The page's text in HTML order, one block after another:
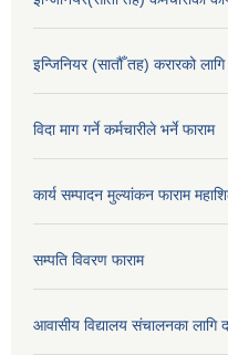
इन्जिनियर (सातौँ तह) करारको
विदा माग गर्ने कर्मचारीले भर्ने फाराम
कार्य सम्पादन मुल्यांकन फाराम
सम्पति विवरण फाराम
आवासीय विद्यालय संचालनका लागि